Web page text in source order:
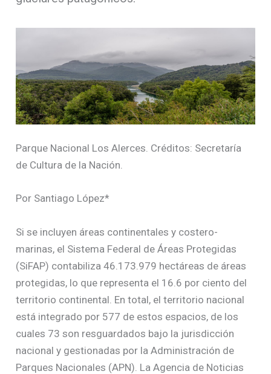
Parque Nacional Los Alerces. Créditos: Secretaría
de Cultura de la Nación.
Por Santiago López*
Si se incluyen áreas continentales y costero-
marinas, el Sistema Federal de Áreas Protegidas
(SiFAP) contabiliza 46.173.979 hectáreas de áreas
protegidas, lo que representa el 16.6 por ciento del
territorio continental. En total, el territorio nacional
está integrado por 577 de estos espacios, de los
cuales 73 son resguardados bajo la jurisdicción
nacional y gestionadas por la Administración de
Parques Nacionales (APN). La Agencia de Noticias